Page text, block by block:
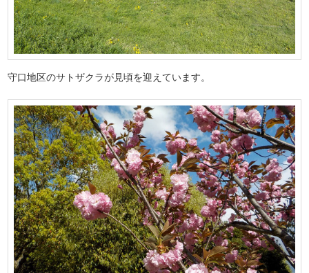
守口地区のサトザクラが見頃を迎えています。